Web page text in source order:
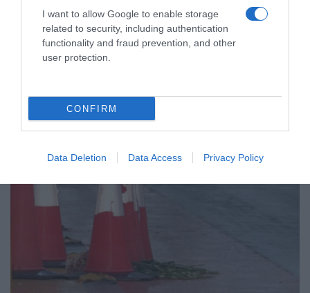
I want to allow Google to enable storage
related to security, including authentication
functionality and fraud prevention, and other
user protection.
CONFIRM
Data Deletion Data Access Privacy Policy
Σόου Μιχαηλίδη στη Βουλή – Κυρανάκης:
“Αποφάσισε να βιντεοσκοπήσει τον εαυτό
του για να παραστήσει ότι νοιάζεται”
27.05.2026 - 09:24